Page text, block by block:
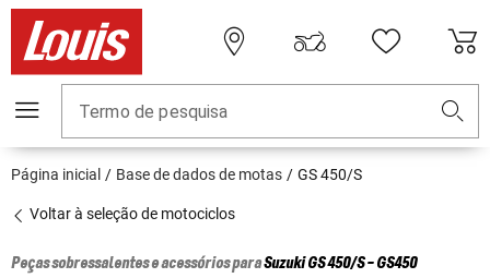
Termo de pesquisa
Página inicial Base de dados de motas GS 450/S
Voltar à seleção de motociclos
Peças sobressalentes e acessórios paraSuzukiGS 450/S - GS450